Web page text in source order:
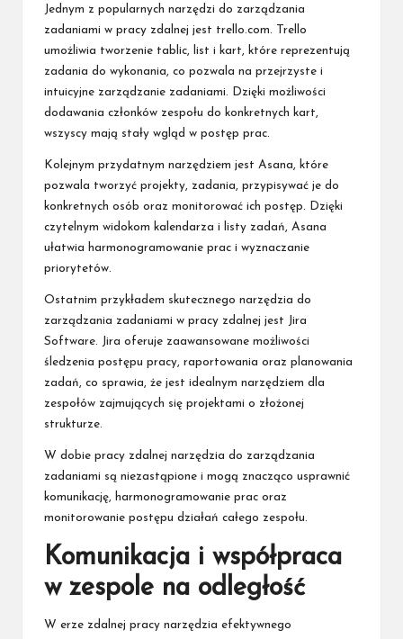
Jednym z popularnych narzędzi do zarządzania
zadaniami w pracy zdalnej jest trello.com. Trello
umożliwia tworzenie tablic, list i kart, które reprezentują
zadania do wykonania, co pozwala na przejrzyste i
intuicyjne zarządzanie zadaniami. Dzięki możliwości
dodawania członków zespołu do konkretnych kart,
wszyscy mają stały wgląd w postęp prac.
Kolejnym przydatnym narzędziem jest Asana, które
pozwala tworzyć projekty, zadania, przypisywać je do
konkretnych osób oraz monitorować ich postęp. Dzięki
czytelnym widokom kalendarza i listy zadań, Asana
ułatwia harmonogramowanie prac i wyznaczanie
priorytetów.
Ostatnim przykładem skutecznego narzędzia do
zarządzania zadaniami w pracy zdalnej jest Jira
Software. Jira oferuje zaawansowane możliwości
śledzenia postępu pracy, raportowania oraz planowania
zadań, co sprawia, że jest idealnym narzędziem dla
zespołów zajmujących się projektami o złożonej
strukturze.
W dobie pracy zdalnej narzędzia do zarządzania
zadaniami są niezastąpione i mogą znacząco usprawnić
komunikację, harmonogramowanie prac oraz
monitorowanie postępu działań całego zespołu.
Komunikacja i współpraca
w zespole na odległość
W erze zdalnej pracy narzędzia efektywnego